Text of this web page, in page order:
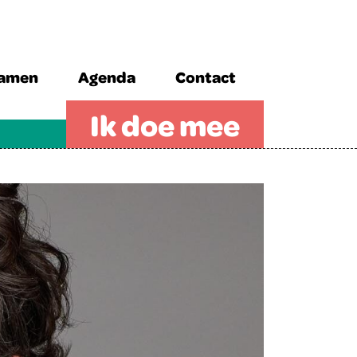
Agenda Contact
Ik doe mee